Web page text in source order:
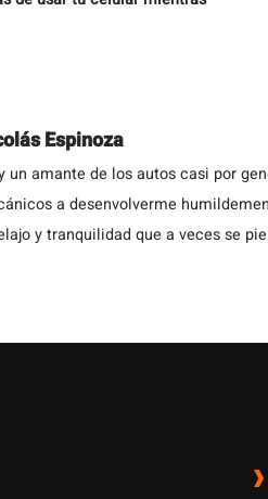
Espinoza
un amante de los autos casi por
a desenvolverme
y tranquilidad que a veces se